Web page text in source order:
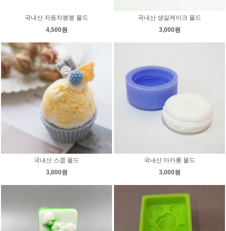
국내산 자동차붕붕 몰드
4,500원
국내산 생일케이크 몰드
3,000원
국내산 스쿱 몰드
3,000원
국내산 마카롱 몰드
3,000원